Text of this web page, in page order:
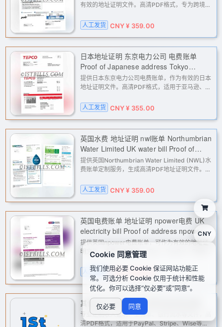
有效的地址证明文件。高清PDF格式，专为跨境电
（PayPal、Stripe）及各类金融服务KYC地址验证
而设计，解决账户验证与申诉难题。
人工发货 CNY ¥ 359.00
日本地址证明 东京电力公司 电费账单
Proof of Japanese address Tokyo
Electric Power Company electricity bill
提供日本东京电力公司电费账单，作为有效的日本
地址证明文件。高清PDF格式，适用于亚马逊、
证，以及Facebook、Google广告账户解封申诉，
专业解决各类KYC与地址认证需求。
人工发货 CNY ¥ 355.00
英国水费 地址证明 nwl账单 Northumbrian
Water Limited UK water bill Proof of
address NWL bill
提供英国Northumbrian Water Limited (NWL)水
费账单定制服务，生成高清PDF地址证明文件。适
审或KYC地址验证，辅助您快速解决账户申诉、解
封等问题。
人工发货 CNY ¥ 359.00
英国电费账单 地址证明 npower电费 UK
electricity bill Proof of address npower
electricity bill
提供英国npower电费账单，可作为有效的地址证
明文件。适用于亚马逊、eBay、PayPal、Stripe
等平台的二审或地址验证，以及Facebook、
Google广告账户解封。高清PDF格式，人工定
制，快速交付，解决各类跨境业务中的地址
人工发货 CNY ¥ 359.00
其他 收入证明 工资单 银行流水等 定制
专业定制收入证明、工资单、银行流水等文件，高
清PDF格式，适用于PayPal、Stripe、Wise等支
Cookie 同意管理
我们使用必要 Cookie 保证网站功能正
常。可选分析 Cookie 仅用于统计和性能
优化。你可以选择“仅必要”或“同意”。
仅必要 同意
CNY